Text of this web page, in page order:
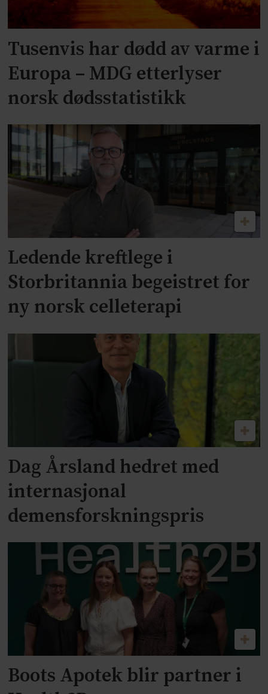
Tusenvis har dødd av varme i
Europa – MDG etterlyser
norsk dødsstatistikk
Ledende kreftlege i
Storbritannia begeistret for
ny norsk celleterapi
Dag Årsland hedret med
internasjonal
demensforskningspris
Boots Apotek blir partner i